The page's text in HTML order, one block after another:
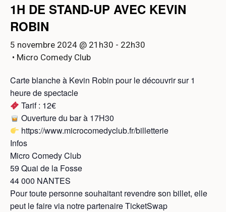
1H DE STAND-UP AVEC KEVIN
ROBIN
5 novembre 2024 @ 21h30 - 22h30
• Micro Comedy Club
Carte blanche à Kevin Robin pour le découvrir sur 1
heure de spectacle
Tarif : 12€
Ouverture du bar à 17H30
https://www.microcomedyclub.fr/billetterie
Infos
Micro Comedy Club
59 Quai de la Fosse
44 000 NANTES
Pour toute personne souhaitant revendre son billet, elle
peut le faire via notre partenaire TicketSwap